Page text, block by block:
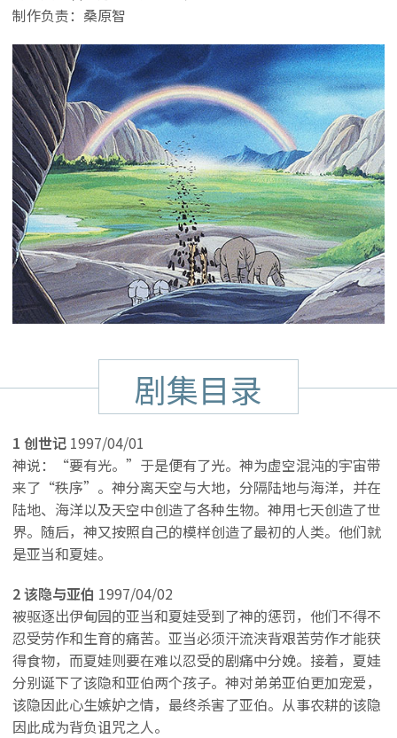
制作负责：桑原智
剧集目录
1 创世记 1997/04/01
神说：“要有光。”于是便有了光。神为虚空混沌的宇宙带
来了“秩序”。神分离天空与大地，分隔陆地与海洋，并在
陆地、海洋以及天空中创造了各种生物。神用七天创造了世
界。随后，神又按照自己的模样创造了最初的人类。他们就
是亚当和夏娃。
2 该隐与亚伯 1997/04/02
被驱逐出伊甸园的亚当和夏娃受到了神的惩罚，他们不得不
忍受劳作和生育的痛苦。亚当必须汗流浃背艰苦劳作才能获
得食物，而夏娃则要在难以忍受的剧痛中分娩。接着，夏娃
分别诞下了该隐和亚伯两个孩子。神对弟弟亚伯更加宠爱，
该隐因此心生嫉妒之情，最终杀害了亚伯。从事农耕的该隐
因此成为背负诅咒之人。